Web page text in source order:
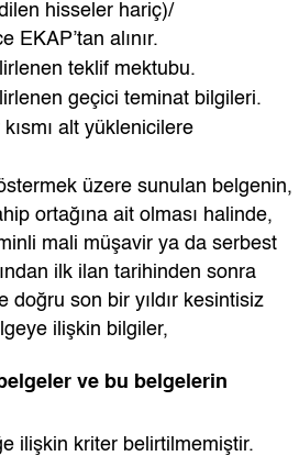
hisseler hariç)/
EKAP’tan alınır.
teklif mektubu.
geçici teminat bilgileri.
alt yüklenicilere
üzere sunulan belgenin,
ortağına ait olması halinde,
mali müşavir ya da serbest
ilk ilan tarihinden sonra
son bir yıldır kesintisiz
ilişkin bilgiler,
ve bu belgelerin
ilişkin kriter belirtilmemiştir.